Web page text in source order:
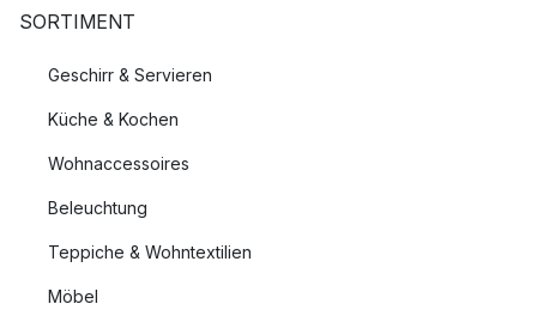
SORTIMENT
Geschirr & Servieren
Küche & Kochen
Wohnaccessoires
Beleuchtung
Teppiche & Wohntextilien
Möbel